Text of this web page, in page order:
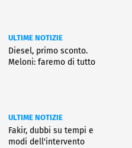
ULTIME NOTIZIE
Diesel, primo sconto.
Meloni: faremo di tutto
ULTIME NOTIZIE
Fakir, dubbi su tempi e
modi dell'intervento